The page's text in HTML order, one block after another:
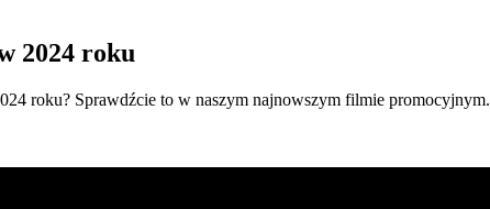
2024 roku
roku? Sprawdźcie to w naszym najnowszym filmie promocyjnym.